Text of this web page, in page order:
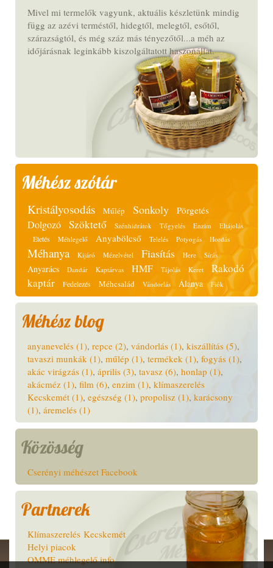
Mivel mi termelők vagyunk, aktuális készletünk mindig
függ az azévi terméstől, hidegtől, melegtől, esőtől,
szárazságtól, és még száz más tényezőtől...a méh az
időjárásnak leginkább kiszolgáltatott haszonállat.
Méhész szótár
Kristályosodás Műlép Sonkoly Pörgetés
Dolgozó Szöktető Szénhidrátok Tőgyelés Enzim Eltájolás
Etetés Méhlegelő Anyabölcső Telelés Potyogás Hordás
Méhanya Kijáró Mézelvétel Fiasítás Here Sírás
Anyarács Dandár Kaptárvas HMF Tájolás Keret
Rakodó
kaptár
Fedelezés Méhcsalád Vándorlás Álanya Fiók
Méhész blog
anyanevelés (1), repce (2), vándorlás (1), kiszállítás (5),
tavaszi munkák (1), műlép (1), termékek (1), fogyás (1),
akác virágzás (1), április (3), tavasz (6), honlap (1),
akácméz (1), film (6), enzim (1), klímaszerelés
Kecskemét (1), egészség (1), propolisz (1), karácsony
(1), áremelés (1)
Közösség
Cserényi méhészet Facebook
Partnerek
Klímaszerelés Kecskemét
Helyi piacok
OMME méhlegelő info